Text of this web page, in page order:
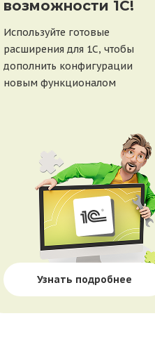
возможности 1С!
Используйте готовые
расширения для 1С, чтобы
дополнить конфигурации
новым функционалом
Узнать подробнее